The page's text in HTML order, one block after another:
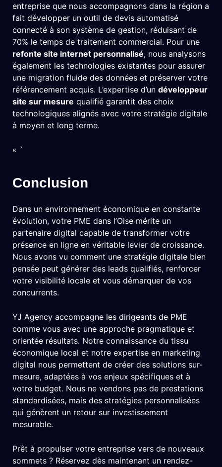
entreprise que nous accompagnons dans la région a
fait développer un outil de devis automatisé
connecté à son système de gestion, réduisant de
70% le temps de traitement commercial. Pour une
refonte site internet personnalisé, nous analysons
également les technologies existantes pour assurer
une migration fluide des données et préserver votre
référencement acquis. L’expertise d’un développeur
site sur mesure qualifié garantit des choix
technologiques alignés avec votre stratégie digitale
à moyen et long terme.
« `
Conclusion
Dans un environnement économique en constante
évolution, votre PME dans l’Oise mérite un
partenaire digital capable de transformer votre
présence en ligne en véritable levier de croissance.
Nous avons vu comment une stratégie digitale bien
pensée peut générer des leads qualifiés, renforcer
votre visibilité locale et vous démarquer de vos
concurrents.
YJ Agency accompagne les dirigeants de PME
comme vous avec une approche pragmatique et
orientée résultats. Notre connaissance du tissu
économique local et notre expertise en marketing
digital nous permettent de créer des solutions sur-
mesure, adaptées à vos enjeux spécifiques et à
votre budget. Nous ne vendons pas de prestations
standardisées, mais des stratégies personnalisées
qui génèrent un retour sur investissement
mesurable.
Prêt à propulser votre entreprise vers de nouveaux
sommets ? Réservez dès maintenant un rendez-